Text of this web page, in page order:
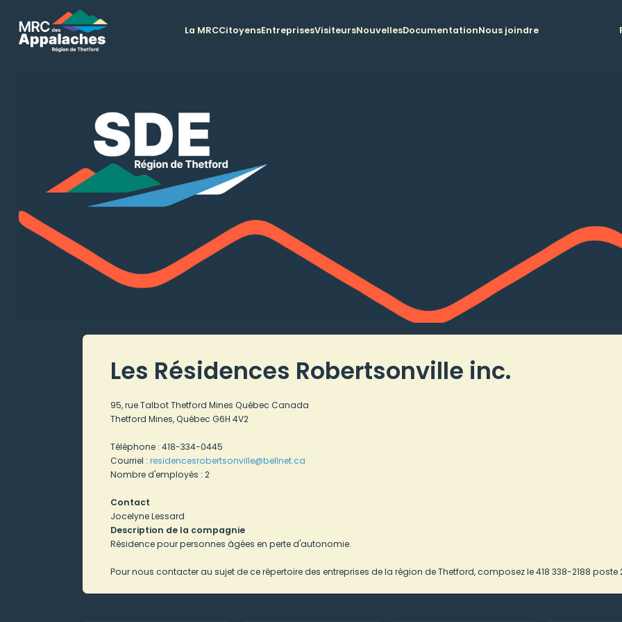
La MRCCitoyensEntreprisesVisiteursNouvellesDocumentationNous joindre
Les Résidences Robertsonville inc.
95, rue Talbot Thetford Mines Québec Canada
Thetford Mines, Québec G6H 4V2
Téléphone : 418-334-0445
Courriel :residencesrobertsonville@bellnet.ca
Nombre d'employés : 2
Contact
Jocelyne Lessard
Description de la compagnie
Résidence pour personnes âgées en perte d'autonomie.
Pour nous contacter au sujet de ce répertoire des entreprises de la région de Thetford, composez le 418 338-2188 poste